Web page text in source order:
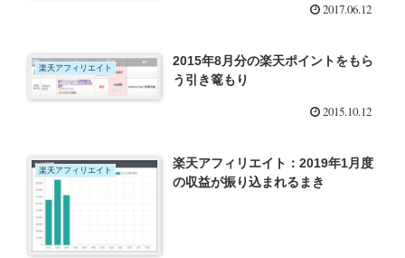
2017.06.12
楽天アフィリエイト
2015年8月分の楽天ポイントをもら
う引き篭もり
2015.10.12
楽天アフィリエイト
楽天アフィリエイト：2019年1月度
の収益が振り込まれるまき